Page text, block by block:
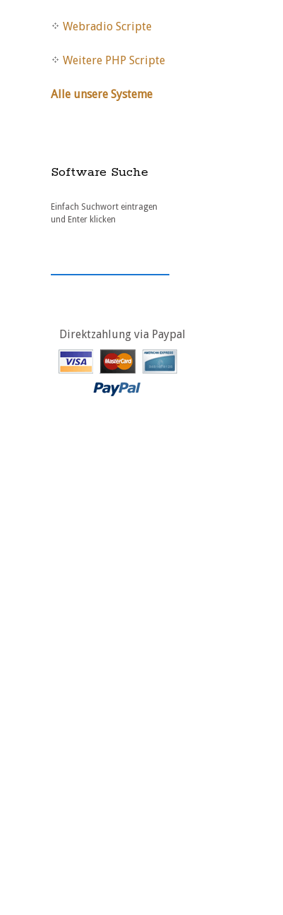
Webradio Scripte
Weitere PHP Scripte
Alle unsere Systeme
Software Suche
Einfach Suchwort eintragen
und Enter klicken
Direktzahlung via Paypal